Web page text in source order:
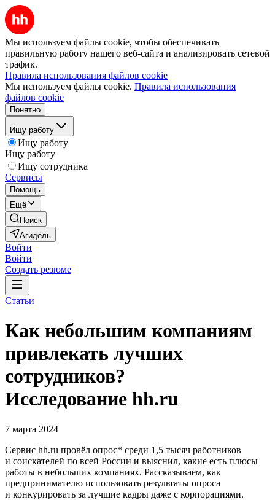
Мы используем файлы cookie, чтобы обеспечивать
правильную работу нашего веб-сайта и анализировать сетевой
трафик.
Правила использования файлов cookie
Мы используем файлы cookie. Правила использования
файлов cookie
Понятно
Ищу работу
Ищу работу
Ищу работу
Ищу сотрудника
Сервисы
Помощь
Ещё
Поиск
Агидель
Войти
Войти
Создать резюме
Статьи
Как небольшим компаниям
привлекать лучших
сотрудников?
Исследование hh.ru
7 марта 2024
Сервис hh.ru провёл опрос* среди 1,5 тысяч работников
и соискателей по всей России и выяснил, какие есть плюсы
работы в небольших компаниях. Рассказываем, как
предпринимателю использовать результаты опроса
и конкурировать за лучшие кадры даже с корпорациями.